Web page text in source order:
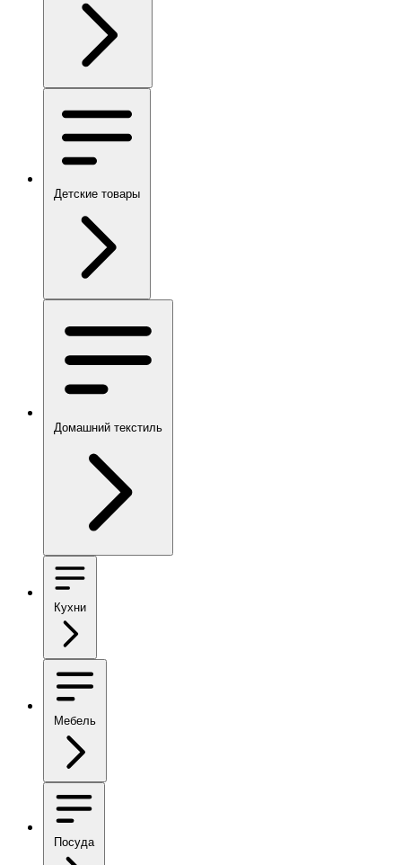
Детские товары
Домашний текстиль
Кухни
Мебель
Посуда